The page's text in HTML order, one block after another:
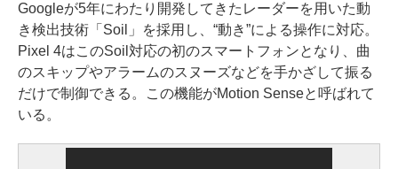
Googleが5年にわたり開発してきたレーダーを用いた動
き検出技術「Soil」を採用し、“動き”による操作に対応。
Pixel 4はこのSoil対応の初のスマートフォンとなり、曲
のスキップやアラームのスヌーズなどを手かざして振る
だけで制御できる。この機能がMotion Senseと呼ばれて
いる。